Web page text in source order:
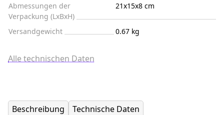
Abmessungen der
Verpackung (LxBxH)
21x15x8 cm
Versandgewicht 0.67 kg
Alle technischen Daten
Beschreibung
Technische Daten